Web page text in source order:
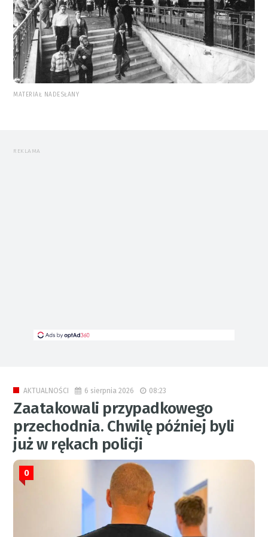
MATERIAŁ NADESŁANY
REKLAMA
AKTUALNOŚCI 6 sierpnia 2026 08:23
Zaatakowali przypadkowego
przechodnia. Chwilę później byli
już w rękach policji
0